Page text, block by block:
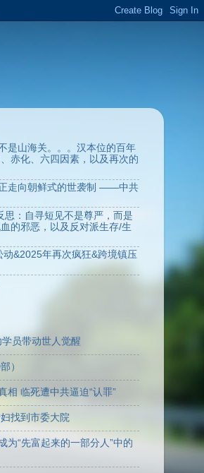
是山海关。。。汉本位的百年
赤化、六四因素，以及再次的
走向朝鲜式的世袭制 ——中共
思：自寻短见不是尊严，而是
的邪恶，以及反对派生存/生
&2025年再次疯狂&跨境镇压
员带动世人觉醒
）
相 临死遭中共逼迫“认罪”
找到市委大院
为“先富起来的一部分人”中的